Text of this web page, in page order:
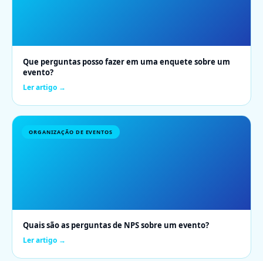
Que perguntas posso fazer em uma enquete sobre um
evento?
Ler artigo →
ORGANIZAÇÃO DE EVENTOS
Quais são as perguntas de NPS sobre um evento?
Ler artigo →